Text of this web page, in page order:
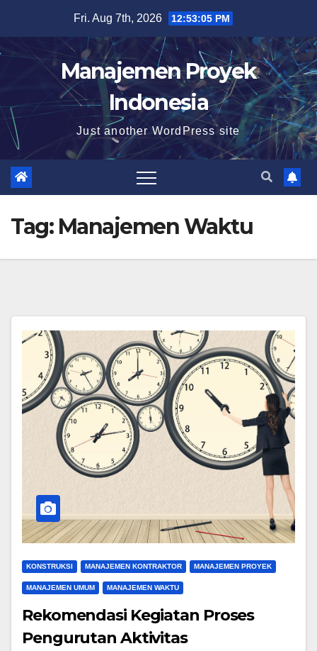
content
Fri. Aug 7th, 2026 12:53:06 PM
Manajemen Proyek
Indonesia
Just another WordPress site
Tag: Manajemen Waktu
KONSTRUKSI MANAJEMEN KONTRAKTOR MANAJEMEN PROYEK
MANAJEMEN UMUM MANAJEMEN WAKTU
Rekomendasi Kegiatan Proses
Pengurutan Aktivitas